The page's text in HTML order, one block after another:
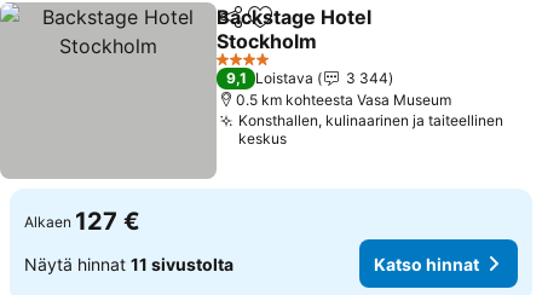
Jaa Lisää suosikkeihin
Backstage Hotel
Stockholm
4 Tähtiluokitus
9,1 Loistava
3 344
0.5 km kohteesta Vasa Museum
Konsthallen, kulinaarinen ja taiteellinen
keskus
Alkaen 127 €
Näytä hinnat 11 sivustolta Katso hinnat